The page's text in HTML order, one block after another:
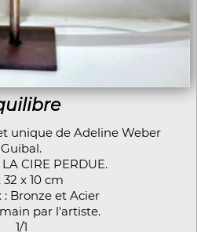
unique de Adeline Weber
Guibal.
CIRE PERDUE.
32 x 10 cm
: Bronze et Acier
par l'artiste.
1/1